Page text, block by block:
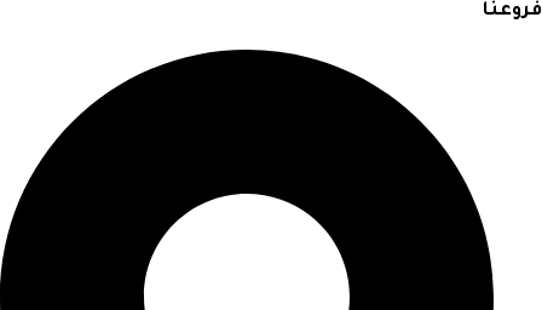
فروعنا